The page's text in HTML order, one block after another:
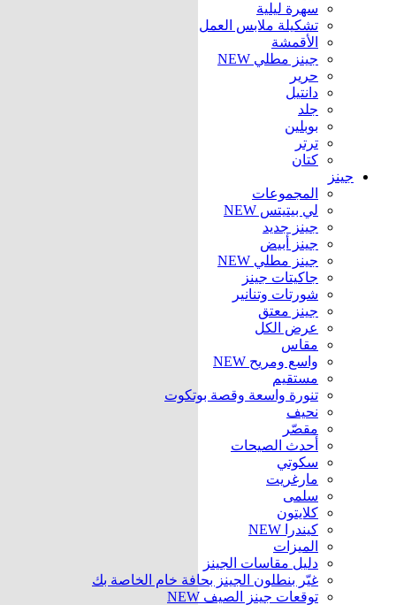
سهرة ليلية
تشكيلة ملابس العمل
الأقمشة
جينز مطلي NEW
حرير
دانتيل
جلد
بوبلين
ترتر
كتان
جينز
المجموعات
لي بيتيتس NEW
جينز جديد
جينز أبيض
جينز مطلي NEW
جاكيتات جينز
شورتات وتنانير
جينز معتق
عرض الكل
مقاس
واسع ومريح NEW
مستقيم
تنورة واسعة وقصة بوتكوت
نحيف
مقصّر
أحدث الصيحات
سكوتي
مارغريت
سلمى
كلايتون
كيندرا NEW
الميزات
دليل مقاسات الجينز
غيّر بنطلون الجينز بحافة خام الخاصة بك
توقعات جينز الصيف NEW